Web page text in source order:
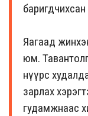
Яагаад
юм.
нүүрс
зарлах
гудамжнаас